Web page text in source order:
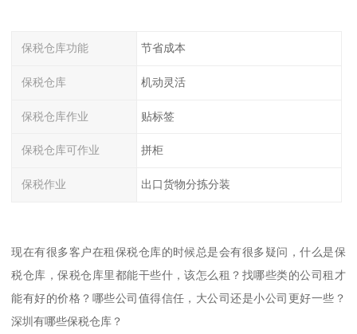
保税仓库功能 节省成本
保税仓库 机动灵活
保税仓库作业 贴标签
保税仓库可作业 拼柜
保税作业 出口货物分拣分装
现在有很多客户在租保税仓库的时候总是会有很多疑问，什么是保
税仓库，保税仓库里都能干些什，该怎么租？找哪些类的公司租才
能有好的价格？哪些公司值得信任，大公司还是小公司更好一些？
深圳有哪些保税仓库？